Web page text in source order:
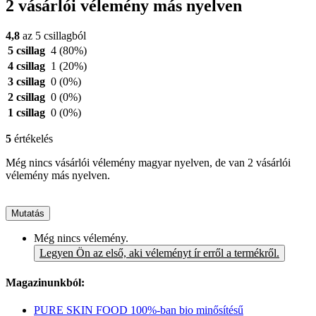
2 vásárlói vélemény más nyelven
4,8 az 5 csillagból
5 csillag 4 (80%)
4 csillag 1 (20%)
3 csillag 0 (0%)
2 csillag 0 (0%)
1 csillag 0 (0%)
5 értékelés
Még nincs vásárlói vélemény magyar nyelven, de van 2 vásárlói
vélemény más nyelven.
Mutatás
Még nincs vélemény.
Legyen Ön az első, aki véleményt ír erről a termékről.
Magazinunkból:
PURE SKIN FOOD 100%-ban bio minősítésű